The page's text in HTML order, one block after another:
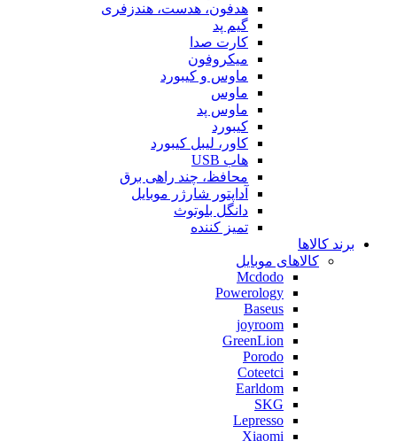
هدفون، هدست، هندزفری
گیم پد
کارت صدا
میکروفون
ماوس و کیبورد
ماوس
ماوس پد
کیبورد
کاور، لیبل کیبورد
هاب USB
محافظ، چند راهی برق
آداپتور شارژر موبایل
دانگل بلوتوث
تمیز کننده
برند کالاها
کالاهای موبایل
Mcdodo
Powerology
Baseus
joyroom
GreenLion
Porodo
Coteetci
Earldom
SKG
Lepresso
Xiaomi